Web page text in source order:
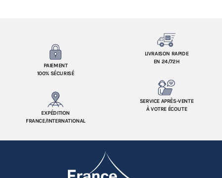
PAIEMENT
100% SÉCURISÉ
LIVRAISON RAPIDE
EN 24/72H
EXPÉDITION
FRANCE/INTERNATIONAL
SERVICE APRÈS-VENTE
À VOTRE ÉCOUTE